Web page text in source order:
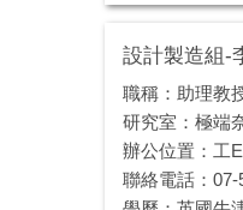
設計製造組-
職稱：助理教
研究室：極端
辦公位置：工
聯絡電話：07-